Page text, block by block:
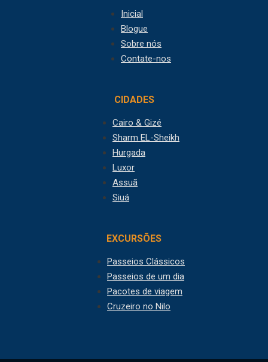
Inicial
Blogue
Sobre nós
Contate-nos
CIDADES
Cairo & Gizé
Sharm EL-Sheikh
Hurgada
Luxor
Assuã
Siuá
EXCURSÕES
Passeios Clássicos
Passeios de um dia
Pacotes de viagem
Cruzeiro no Nilo